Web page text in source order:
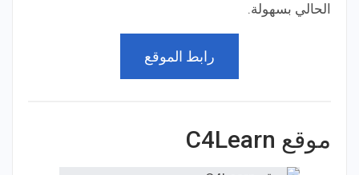
الحالي بسهولة.
رابط الموقع
موقع C4Learn